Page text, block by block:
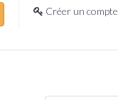
Créer un compte